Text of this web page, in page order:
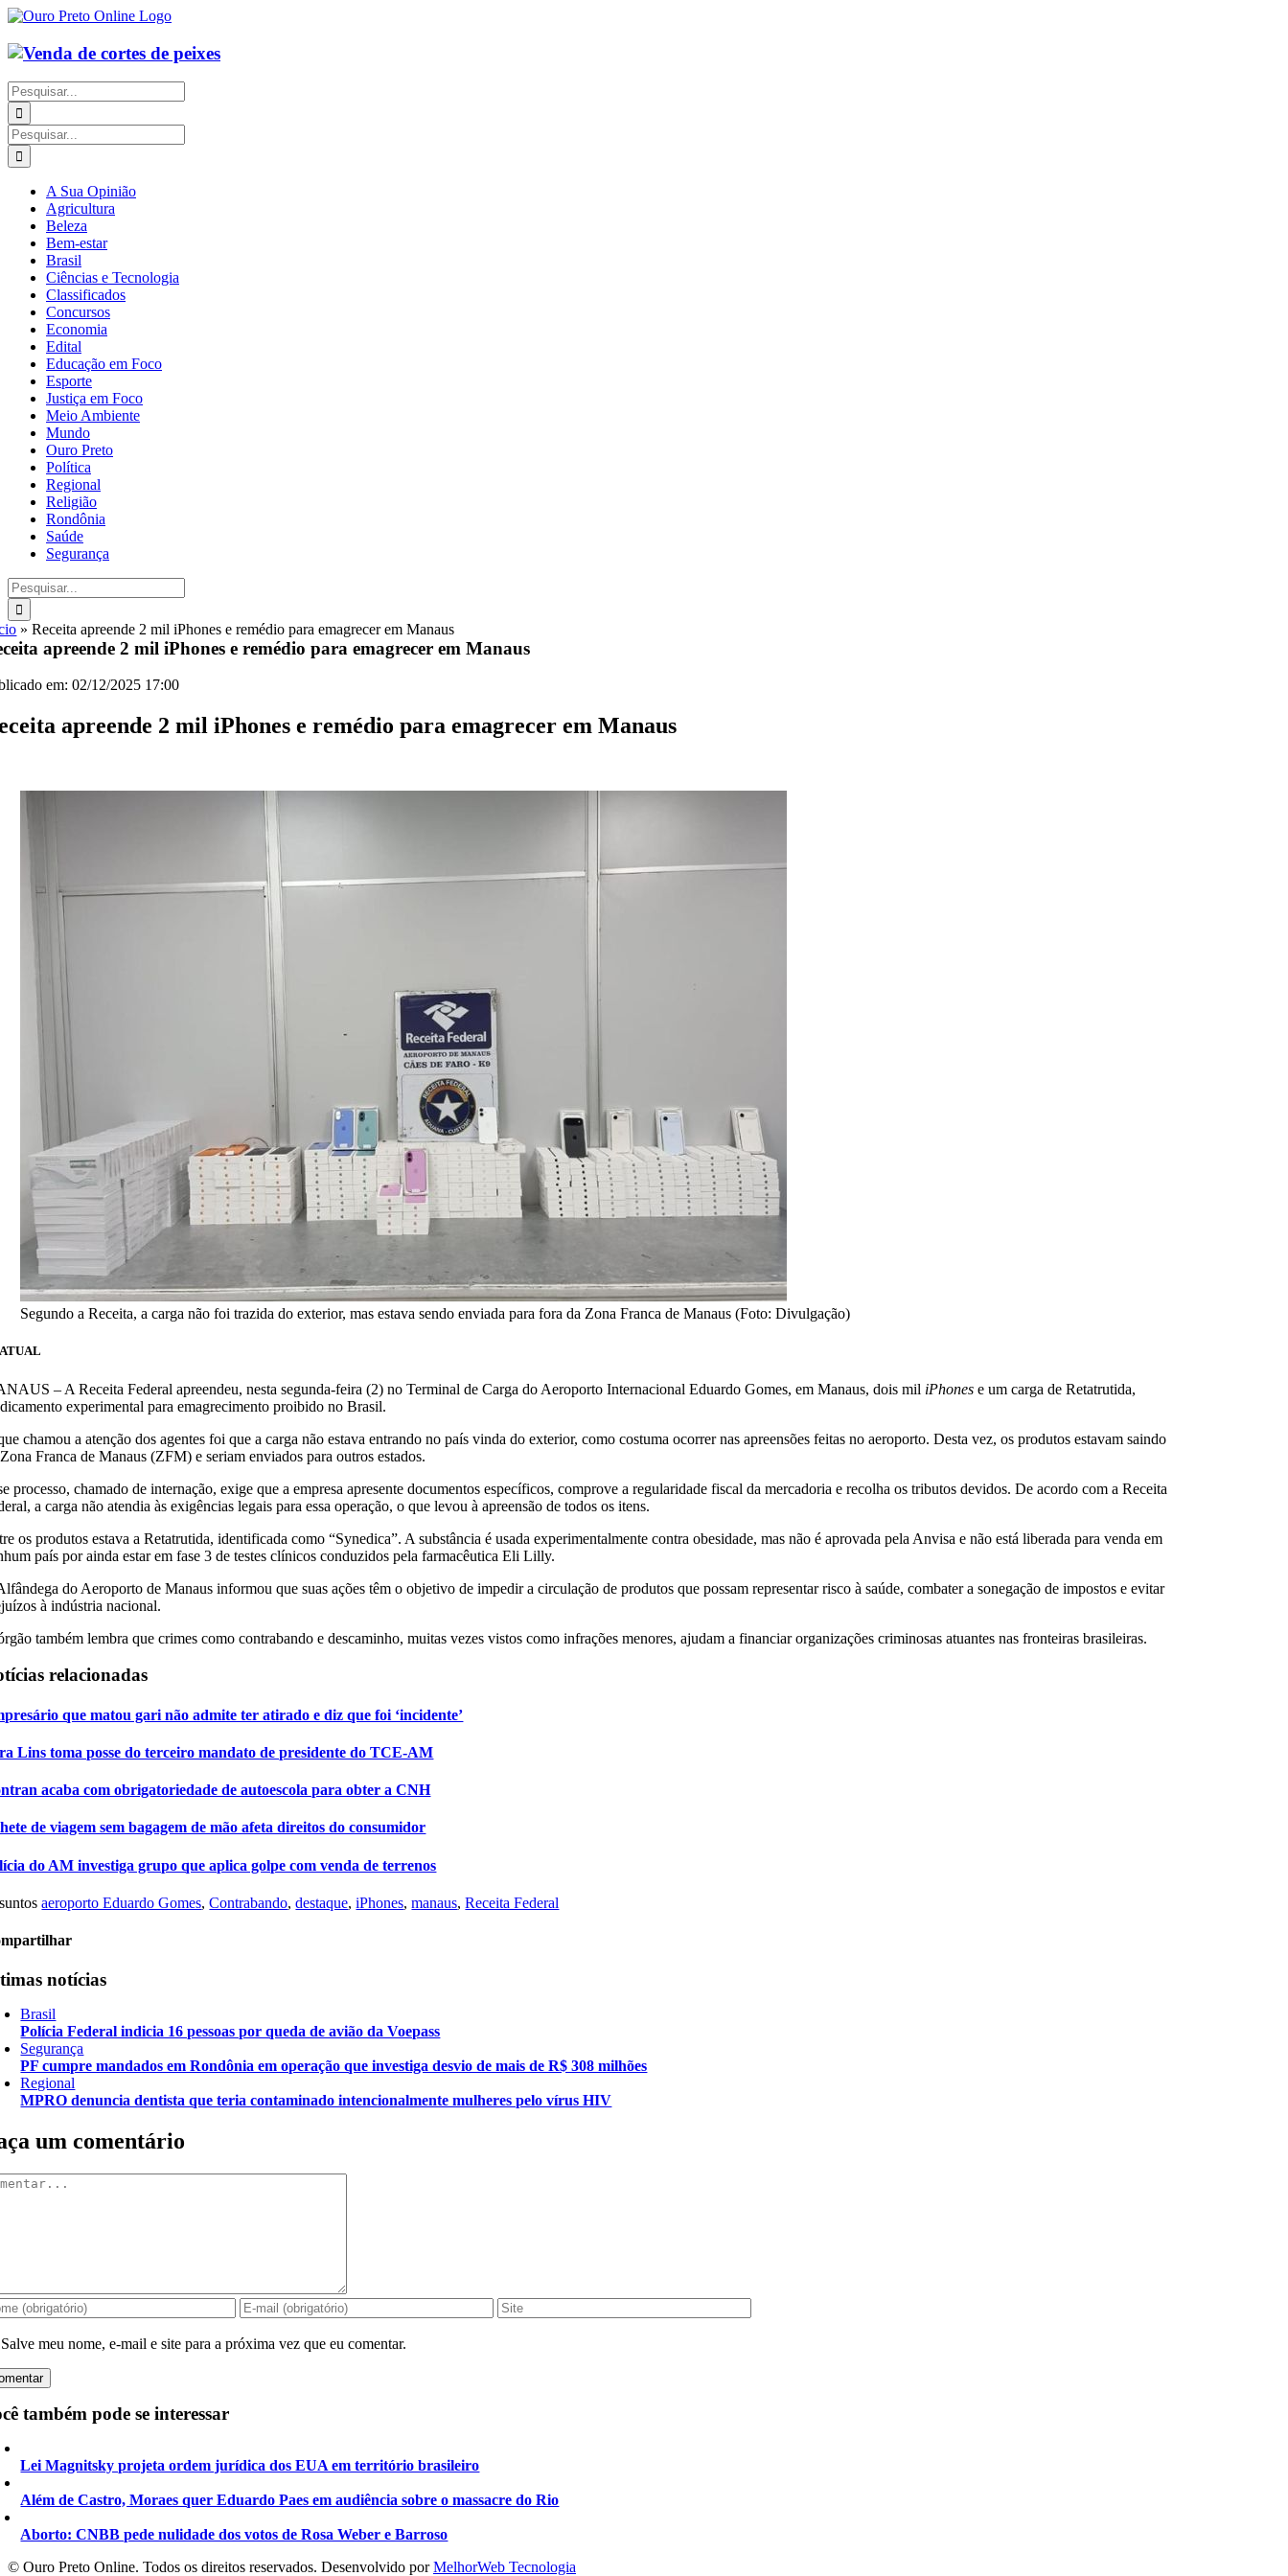
Ir
o
conteúdo
Buscar
resultados
para:
Buscar
resultados
para:
A Sua Opinião
Agricultura
Beleza
Bem-estar
Brasil
Ciências e Tecnologia
Classificados
Concursos
Economia
Edital
Educação em Foco
Esporte
Justiça em Foco
Meio Ambiente
Mundo
Ouro Preto
Política
Regional
Religião
Rondônia
Saúde
Segurança
Buscar
resultados
para:
»Receita apreende 2 mil iPhones e remédio para emagrecer em Manaus
apreende 2 mil iPhones e remédio para emagrecer em Manaus
em: 02/12/2025 17:00
apreende 2 mil iPhones e remédio para emagrecer em Manaus
Segundo a Receita, a carga não foi trazida do exterior, mas estava sendo enviada para fora da Zona Franca de Manaus (Foto: Divulgação)
– A Receita Federal apreendeu, nesta segunda-feira (2) no Terminal de Carga do Aeroporto Internacional Eduardo Gomes, em Manaus, dois mil iPhones e um carga de Retatrutida,
experimental para emagrecimento proibido no Brasil.
chamou a atenção dos agentes foi que a carga não estava entrando no país vinda do exterior, como costuma ocorrer nas apreensões feitas no aeroporto. Desta vez, os produtos estavam saindo
Franca de Manaus (ZFM) e seriam enviados para outros estados.
processo, chamado de internação, exige que a empresa apresente documentos específicos, comprove a regularidade fiscal da mercadoria e recolha os tributos devidos. De acordo com a Receita
a carga não atendia às exigências legais para essa operação, o que levou à apreensão de todos os itens.
os produtos estava a Retatrutida, identificada como “Synedica”. A substância é usada experimentalmente contra obesidade, mas não é aprovada pela Anvisa e não está liberada para venda em
país por ainda estar em fase 3 de testes clínicos conduzidos pela farmacêutica Eli Lilly.
do Aeroporto de Manaus informou que suas ações têm o objetivo de impedir a circulação de produtos que possam representar risco à saúde, combater a sonegação de impostos e evitar
à indústria nacional.
também lembra que crimes como contrabando e descaminho, muitas vezes vistos como infrações menores, ajudam a financiar organizações criminosas atuantes nas fronteiras brasileiras.
relacionadas
que matou gari não admite ter atirado e diz que foi ‘incidente’
Lins toma posse do terceiro mandato de presidente do TCE-AM
acaba com obrigatoriedade de autoescola para obter a CNH
de viagem sem bagagem de mão afeta direitos do consumidor
do AM investiga grupo que aplica golpe com venda de terrenos
aeroporto Eduardo Gomes,Contrabando,destaque,iPhones,manaus,Receita Federal
notícias
Brasil
Polícia Federal indicia 16 pessoas por queda de avião da Voepass
Segurança
PF cumpre mandados em Rondônia em operação que investiga desvio de mais de R$ 308 milhões
Regional
MPRO denuncia dentista que teria contaminado intencionalmente mulheres pelo vírus HIV
um comentário
Salve meu nome, e-mail e site para a próxima vez que eu comentar.
também pode se interessar
Lei Magnitsky projeta ordem jurídica dos EUA em território brasileiro
Além de Castro, Moraes quer Eduardo Paes em audiência sobre o massacre do Rio
Aborto: CNBB pede nulidade dos votos de Rosa Weber e Barroso
©️ Ouro Preto Online. Todos os direitos reservados. Desenvolvido porMelhorWeb Tecnologia